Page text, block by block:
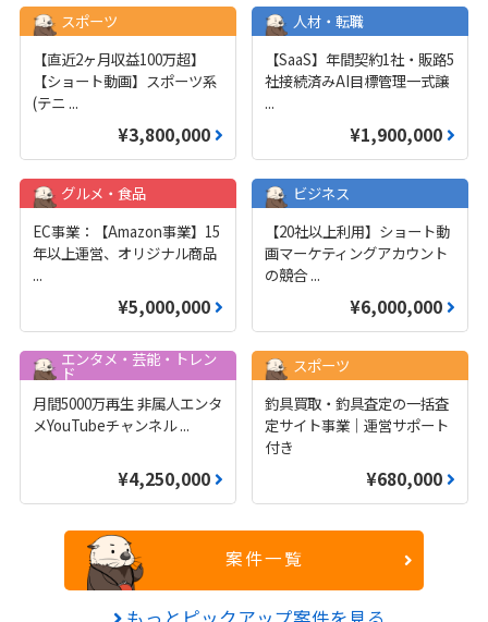
スポーツ
【直近2ヶ月収益100万超】
【ショート動画】スポーツ系
(テニ ...
¥3,800,000
人材・転職
【SaaS】年間契約1社・販路5
社接続済みAI目標管理一式譲
...
¥1,900,000
グルメ・食品
EC事業：【Amazon事業】15
年以上運営、オリジナル商品
...
¥5,000,000
ビジネス
【20社以上利用】ショート動
画マーケティングアカウント
の競合...
¥6,000,000
エンタメ・芸能・トレン
ド
月間5000万再生 非属人エンタ
メYouTubeチャンネル...
¥4,250,000
スポーツ
釣具買取・釣具査定の一括査
定サイト事業｜運営サポート
付き
¥680,000
案件一覧